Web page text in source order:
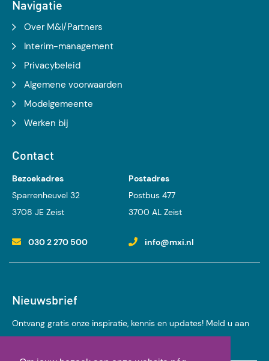
Navigatie
Over M&I/Partners
Interim-management
Privacybeleid
Algemene voorwaarden
Modelgemeente
Werken bij
Contact
Bezoekadres
Sparrenheuvel 32
3708 JE Zeist
Postadres
Postbus 477
3700 AL Zeist
030 2 270 500 info@mxi.nl
Nieuwsbrief
Ontvang gratis onze inspiratie, kennis en updates! Meld u aan
voor onze nieuwsbrief: